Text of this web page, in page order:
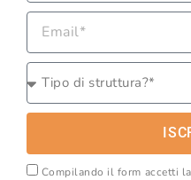
Compilando il form accetti la